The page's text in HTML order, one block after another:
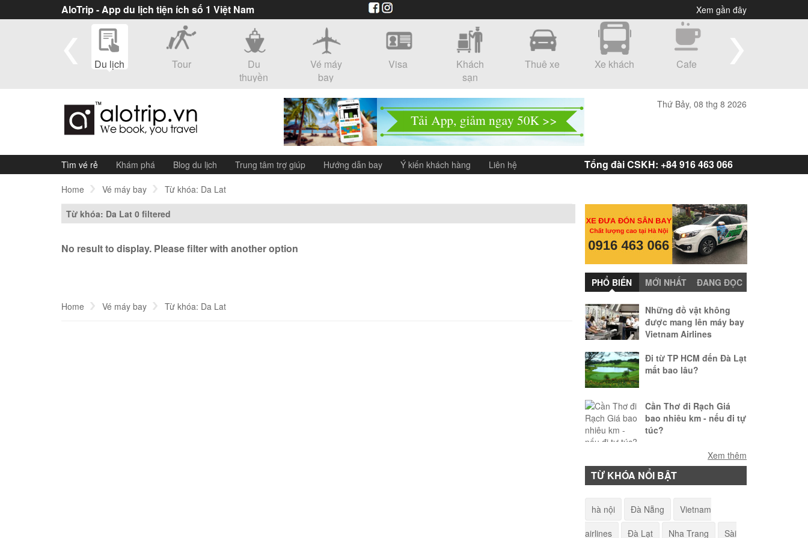
AloTrip - App du lịch tiện ích số 1 Việt Nam Xem gần đây
Du lịch Tour
Du
thuyền
Vé máy
bay
Visa
Khách
sạn
Thuê xe Xe khách Cafe
Thứ Bảy, 08 thg 8 2026
Tìm vé rẻ Khám phá Blog du lịch Trung tâm trợ giúp Hướng dẫn bay Ý kiến khách hàng Tổng đài CSKH: +84 916 463 066
Liên hệ
Home Vé máy bay Từ khóa: Da Lat
Từ khóa: Da Lat 0 filtered
No result to display. Please filter with another option
Home Vé máy bay Từ khóa: Da Lat
PHỔ BIẾN MỚI NHẤT ĐANG ĐỌC
Những đồ vật không
được mang lên máy bay
Vietnam Airlines
Đi từ TP HCM đến Đà Lạt
mất bao lâu?
Cần Thơ đi Rạch Giá
bao nhiêu km - nếu đi tự
túc?
Làm sao để mang vật
nuôi lên máy bay?
định hành lý khi đi máy
Xem thêm
TỪ KHÓA NỔI BẬT
hà nội Đà Nẵng
Vietnam
airlines
Đà Lạt Nha Trang
Sài